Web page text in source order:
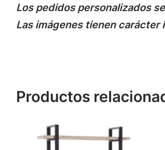
Los pedidos personalizados
Las imágenes tienen carácter
Productos